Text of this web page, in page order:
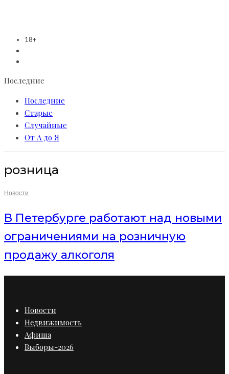
18+
Последние
Последние
Старые
Случайные
От А до Я
розница
Новости
В Петербурге работают над новыми
ограничениями на розничную
продажу алкоголя
Новости
Недвижимость
Афиша
Выборы-2026